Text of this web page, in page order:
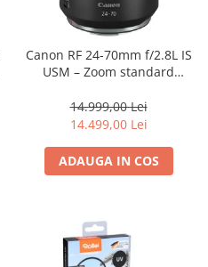
Canon RF 24-70mm f/2.8L IS
USM – Zoom standard
14.999,00 Lei
14.499,00 Lei
ADAUGA IN COS